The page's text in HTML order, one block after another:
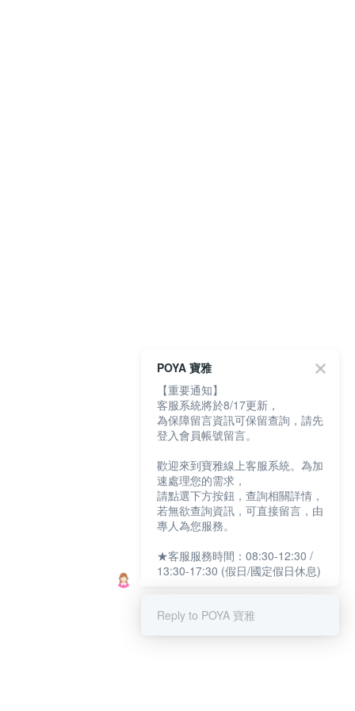
POYA 寶雅
【重要通知】
客服系統將於8/17更新，
為保障留言資訊可保留查詢，請先
登入會員帳號留言。
歡迎來到寶雅線上客服系統。為加
速處理您的需求，
請點選下方按鈕，查詢相關詳情，
若無欲查詢資訊，可直接留言，由
專人為您服務。
★客服服務時間：08:30-12:30 /
13:30-17:30 (假日/國定假日休息)
Reply to POYA 寶雅